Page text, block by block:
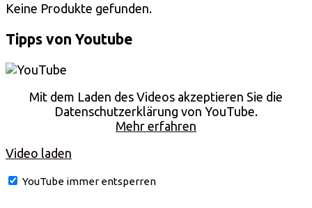
Keine Produkte gefunden.
Tipps von Youtube
Mit dem Laden des Videos akzeptieren Sie die
Datenschutzerklärung von YouTube.
Mehr erfahren
Video laden
YouTube immer entsperren